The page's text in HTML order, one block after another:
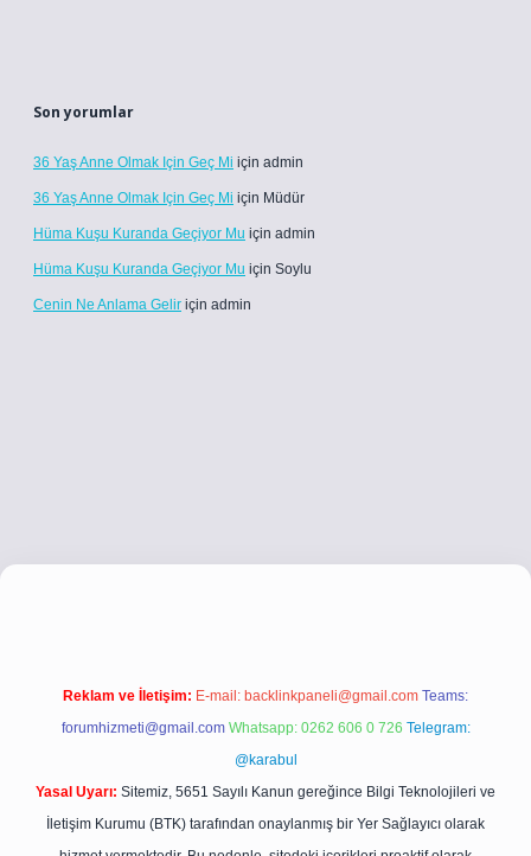
Son yorumlar
36 Yaş Anne Olmak Için Geç Mi için admin
36 Yaş Anne Olmak Için Geç Mi için Müdür
Hüma Kuşu Kuranda Geçiyor Mu için admin
Hüma Kuşu Kuranda Geçiyor Mu için Soylu
Cenin Ne Anlama Gelir için admin
betci girişhiltonbet yeni giriş
Reklam ve İletişim: E-mail: backlinkpaneli@gmail.com Teams:
forumhizmeti@gmail.com Whatsapp: 0262 606 0 726 Telegram:
@karabul
Yasal Uyarı: Sitemiz, 5651 Sayılı Kanun gereğince Bilgi Teknolojileri ve
İletişim Kurumu (BTK) tarafından onaylanmış bir Yer Sağlayıcı olarak